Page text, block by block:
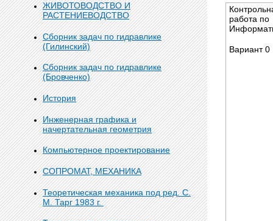
ЖИВОТОВОДСТВО И
РАСТЕНИЕВОДСТВО
Сборник задач по гидравлике
(Гилинский)
Сборник задач по гидравлике
(Бровченко)
История
Инженерная графика и
начертательная геометрия
Компьютерное проектирование
СОПРОМАТ, МЕХАНИКА
Теоретическая механика под ред. С.
М. Тарг 1983 г.
работа по
Вариант 0